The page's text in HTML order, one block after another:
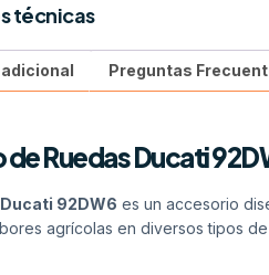
técnicas
Preguntas
Ruedas Ducati
92DW6 es un accesorio
agrícolas en diversos tipos